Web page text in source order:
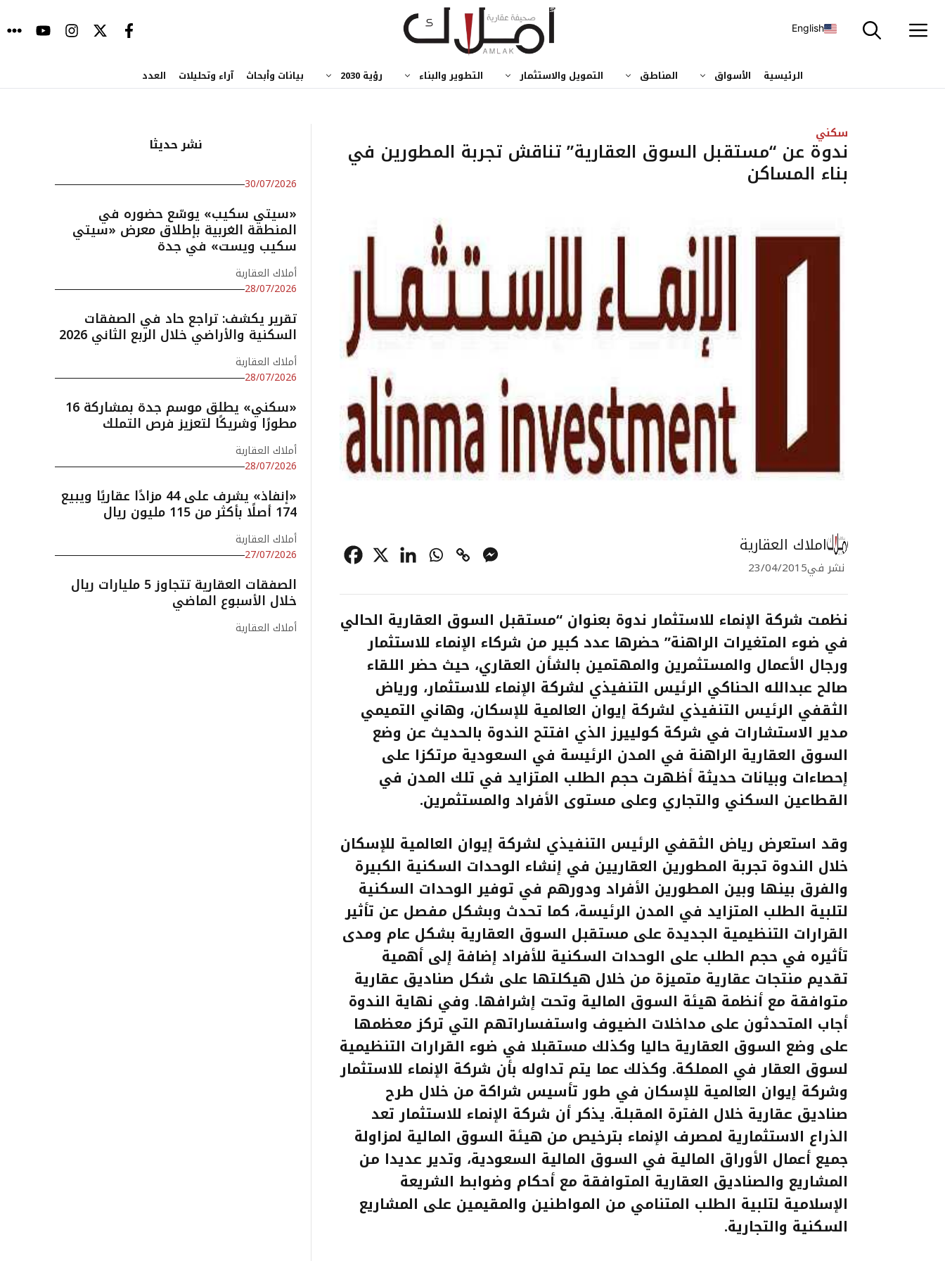
إلى
English
الرئيسية الأسواق المناطق التمويل والاستثمار التطوير والبناء رؤية 2030 بيانات وأبحاث آراء وتحليلات العدد
سكني
ندوة عن “مستقبل السوق العقارية” تناقش تجربة المطورين في
بناء المساكن
املاك العقارية
نشر في23/04/2015
نظمت شركة الإنماء للاستثمار ندوة بعنوان “مستقبل السوق العقارية الحالي
في ضوء المتغيرات الراهنة” حضرها عدد كبير من شركاء الإنماء للاستثمار
ورجال الأعمال والمستثمرين والمهتمين بالشأن العقاري، حيث حضر اللقاء
صالح عبدالله الحناكي الرئيس التنفيذي لشركة الإنماء للاستثمار، ورياض
الثقفي الرئيس التنفيذي لشركة إيوان العالمية للإسكان، وهاني التميمي
مدير الاستشارات في شركة كولييرز الذي افتتح الندوة بالحديث عن وضع
السوق العقارية الراهنة في المدن الرئيسة في السعودية مرتكزا على
إحصاءات وبيانات حديثة أظهرت حجم الطلب المتزايد في تلك المدن في
القطاعين السكني والتجاري وعلى مستوى الأفراد والمستثمرين.
وقد استعرض رياض الثقفي الرئيس التنفيذي لشركة إيوان العالمية للإسكان
خلال الندوة تجربة المطورين العقاريين في إنشاء الوحدات السكنية الكبيرة
والفرق بينها وبين المطورين الأفراد ودورهم في توفير الوحدات السكنية
لتلبية الطلب المتزايد في المدن الرئيسة، كما تحدث وبشكل مفصل عن تأثير
القرارات التنظيمية الجديدة على مستقبل السوق العقارية بشكل عام ومدى
تأثيره في حجم الطلب على الوحدات السكنية للأفراد إضافة إلى أهمية
تقديم منتجات عقارية متميزة من خلال هيكلتها على شكل صناديق عقارية
متوافقة مع أنظمة هيئة السوق المالية وتحت إشرافها. وفي نهاية الندوة
أجاب المتحدثون على مداخلات الضيوف واستفساراتهم التي تركز معظمها
على وضع السوق العقارية حاليا وكذلك مستقبلا في ضوء القرارات التنظيمية
لسوق العقار في المملكة. وكذلك عما يتم تداوله بأن شركة الإنماء للاستثمار
وشركة إيوان العالمية للإسكان في طور تأسيس شراكة من خلال طرح
صناديق عقارية خلال الفترة المقبلة. يذكر أن شركة الإنماء للاستثمار تعد
الذراع الاستثمارية لمصرف الإنماء بترخيص من هيئة السوق المالية لمزاولة
جميع أعمال الأوراق المالية في السوق المالية السعودية، وتدير عديدا من
المشاريع والصناديق العقارية المتوافقة مع أحكام وضوابط الشريعة
الإسلامية لتلبية الطلب المتنامي من المواطنين والمقيمين على المشاريع
السكنية والتجارية.
نشر حديثا
30/07/2026
«سيتي سكيب» يوسّع حضوره في
المنطقة الغربية بإطلاق معرض «سيتي
سكيب ويست» في جدة
أملاك العقارية
28/07/2026
تقرير يكشف: تراجع حاد في الصفقات
السكنية والأراضي خلال الربع الثاني 2026
أملاك العقارية
28/07/2026
«سكني» يطلق موسم جدة بمشاركة 16
مطورًا وشريكًا لتعزيز فرص التملك
أملاك العقارية
28/07/2026
«إنفاذ» يشرف على 44 مزادًا عقاريًا ويبيع
174 أصلًا بأكثر من 115 مليون ريال
أملاك العقارية
27/07/2026
الصفقات العقارية تتجاوز 5 مليارات ريال
خلال الأسبوع الماضي
أملاك العقارية